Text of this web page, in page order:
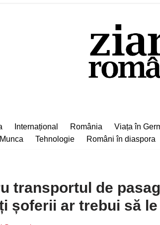
Internațional România Viața în
Munca Tehnologie Români în diaspora
transportul de
șoferii ar trebui să